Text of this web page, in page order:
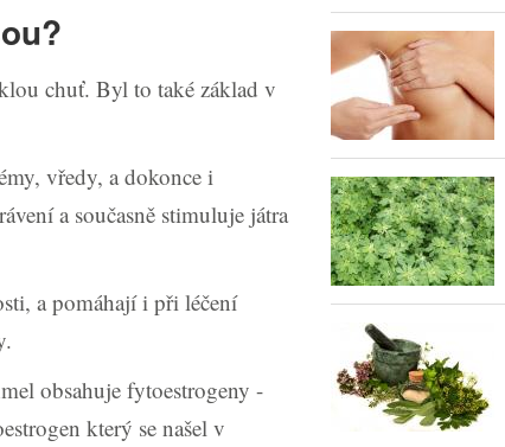
chuť. Byl to také základ v
vředy, a dokonce i
a současně stimuluje játra
a pomáhají i při léčení
obsahuje fytoestrogeny -
který se našel v